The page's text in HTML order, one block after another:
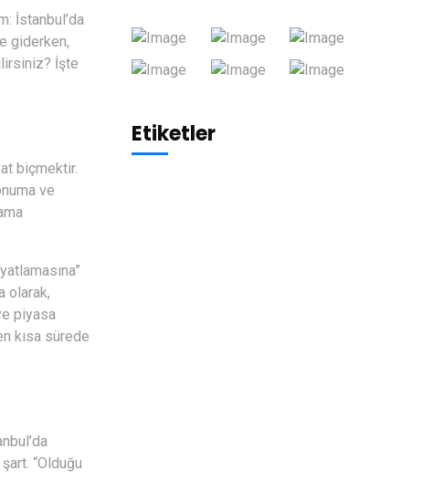
İstanbul’da
giderken,
İşte
biçmektir.
ve
olarak,
piyasa
kısa sürede
“Olduğu
Etiketler